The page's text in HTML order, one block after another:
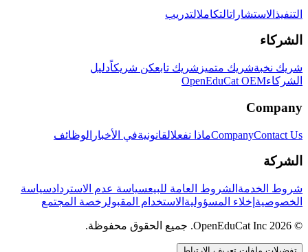
التنفيذ الاستشاراتالتكاملالتدريب
الشركاء
شريك نخبةشريك متميز شريك تابعكن شريكاًدليل
الشركاءOpenEduCat OEM
Company
CompanyContact Us ماذا نفعلالقانونيةفي الأخبار الوظائف
الشركة
شروط الخدمة الشروط العامة للبيعسياسة عدم الاستردادسياسة
الخصوصية إخلاء المسؤولية الاستخدام المقبولرخصة المجتمع
© 2026 OpenEduCat Inc. جميع الحقوق محفوظة.